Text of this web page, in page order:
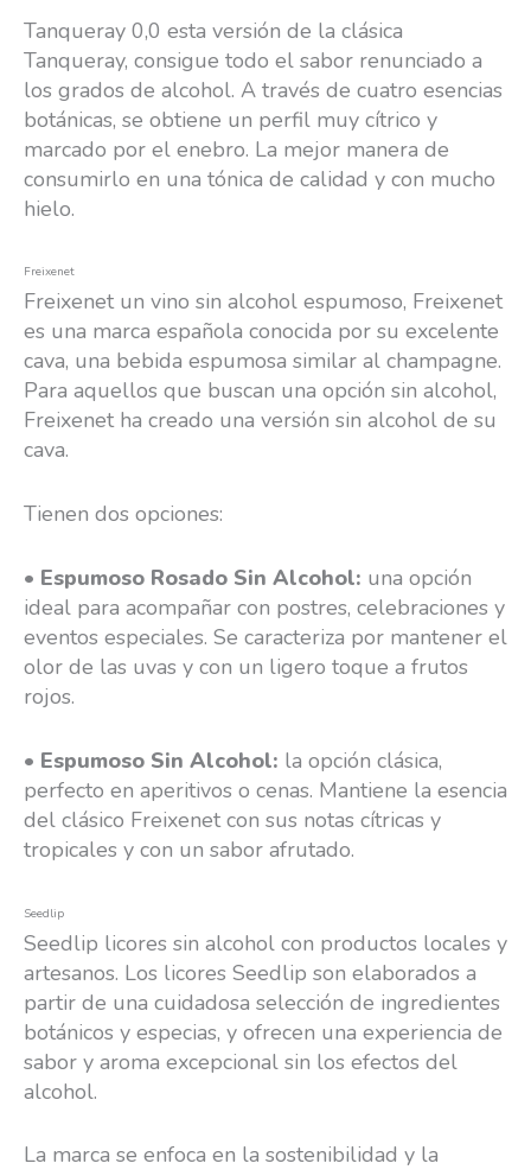
Tanqueray 0,0 esta versión de la clásica
Tanqueray, consigue todo el sabor renunciado a
los grados de alcohol. A través de cuatro esencias
botánicas, se obtiene un perfil muy cítrico y
marcado por el enebro. La mejor manera de
consumirlo en una tónica de calidad y con mucho
hielo.
Freixenet
Freixenet un vino sin alcohol espumoso, Freixenet
es una marca española conocida por su excelente
cava, una bebida espumosa similar al champagne.
Para aquellos que buscan una opción sin alcohol,
Freixenet ha creado una versión sin alcohol de su
cava.
Tienen dos opciones:
• Espumoso Rosado Sin Alcohol: una opción
ideal para acompañar con postres, celebraciones y
eventos especiales. Se caracteriza por mantener el
olor de las uvas y con un ligero toque a frutos
rojos.
• Espumoso Sin Alcohol: la opción clásica,
perfecto en aperitivos o cenas. Mantiene la esencia
del clásico Freixenet con sus notas cítricas y
tropicales y con un sabor afrutado.
Seedlip
Seedlip licores sin alcohol con productos locales y
artesanos. Los licores Seedlip son elaborados a
partir de una cuidadosa selección de ingredientes
botánicos y especias, y ofrecen una experiencia de
sabor y aroma excepcional sin los efectos del
alcohol.
La marca se enfoca en la sostenibilidad y la